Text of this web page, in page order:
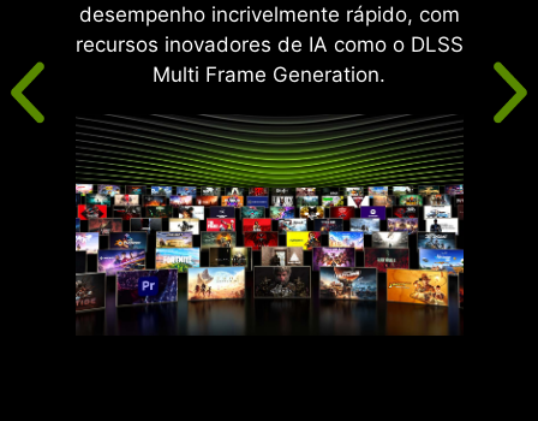
desempenho incrivelmente rápido, com
recursos inovadores de IA como o DLSS
Multi Frame Generation.